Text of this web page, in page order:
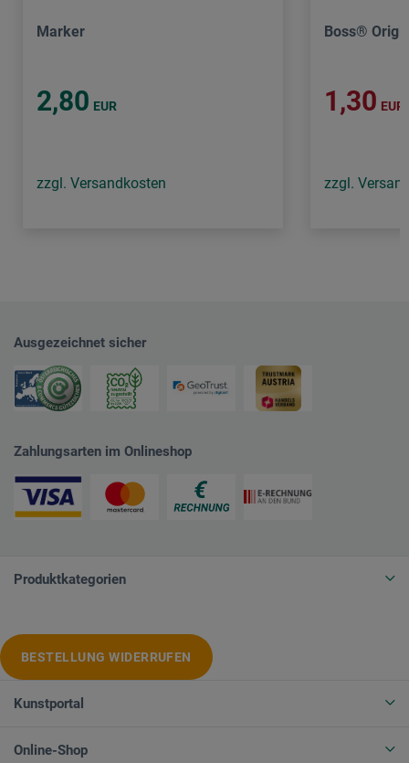
Marker
2,80 EUR
zzgl. Versandkosten
Boss®
1,30 EUR
zzgl.
Ausgezeichnet sicher
Zahlungsarten im Onlineshop
Produktkategorien
BESTELLUNG WIDERRUFEN
Kunstportal
Online-Shop